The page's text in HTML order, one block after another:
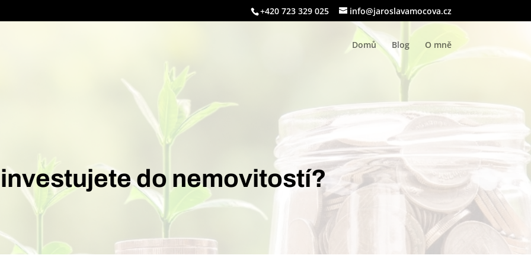
+420 723 329 025 info@jaroslavamocova.cz
Domů Blog O mně
do nemovitostí?